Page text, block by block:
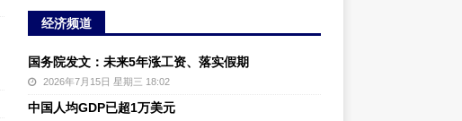
经济频道
国务院发文：未来5年涨工资、落实假期
2026年7月15日 星期三 18:02
中国人均GDP已超1万美元